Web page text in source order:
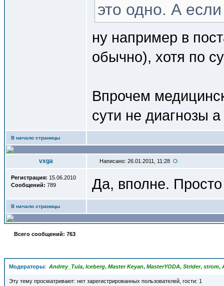
это одно. А
ну например в
обычно), хотя по
Впрочем
сути не диагнозы
В начало страницы
vxga Написано: 26.01.2011, 11:28
Регистрация: 15.06.2010
Сообщений: 789 Да, вполне.
В начало страницы
Всего сообщений: 763
Модераторы: Andrey_Tula, Iceberg, Master Keyan, MasterYODA, Strider, strom,
Эту тему просматривают: нет зарегистрированных пользователей, гости: 1